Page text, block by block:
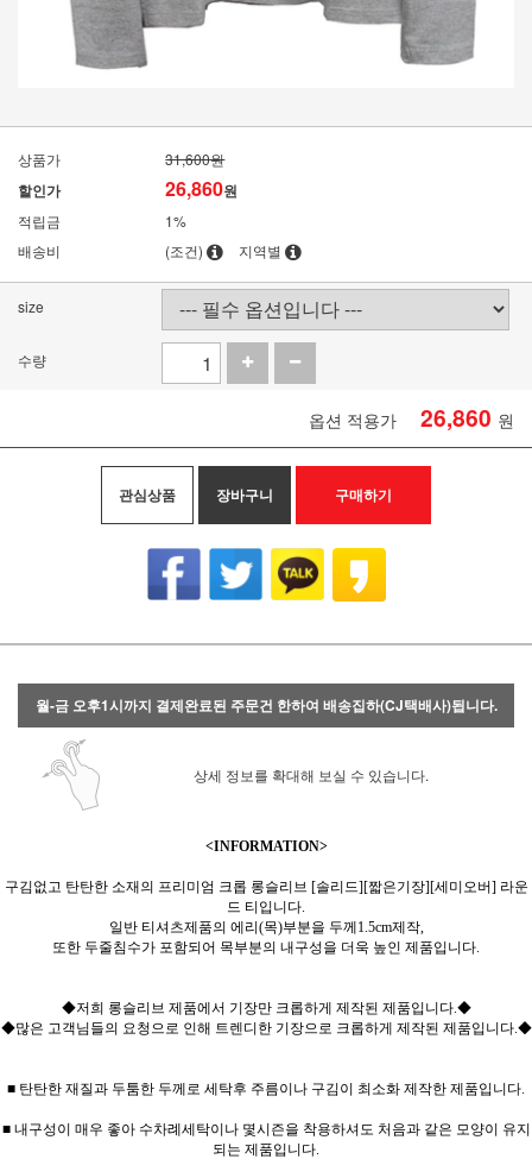
상품가 31,600원
할인가 26,860원
적립금
1%
배송비
(조건) 지역별
size
수량
옵션 적용가 26,860 원
관심상품 장바구니 구매하기
월-금 오후1시까지 결제완료된 주문건 한하여 배송집하(CJ택배사)됩니다.
상세 정보를 확대해 보실 수 있습니다.
<INFORMATION>
구김없고 탄탄한 소재의 프리미엄 크롭 롱슬리브 [솔리드][짧은기장][세미오버] 라운
드 티입니다.
일반 티셔츠제품의 에리(목)부분을 두께1.5cm제작,
또한 두줄침수가 포함되어 목부분의 내구성을 더욱 높인 제품입니다.
◆저희 롱슬리브 제품에서 기장만 크롭하게 제작된 제품입니다.◆
◆많은 고객님들의 요청으로 인해 트렌디한 기장으로 크롭하게 제작된 제품입니다.◆
■ 탄탄한 재질과 두툼한 두께로 세탁후 주름이나 구김이 최소화 제작한 제품입니다.
■ 내구성이 매우 좋아 수차례세탁이나 몇시즌을 착용하셔도 처음과 같은 모양이 유지
되는 제품입니다.